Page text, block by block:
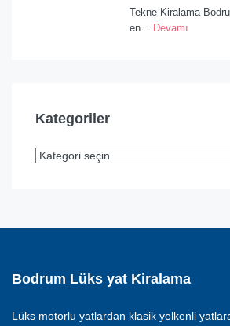
Tekne Kiralama
en... Devamı
Kategoriler
Bodrum Lüks yat Kiralama
Lüks motorlu yatlardan klasik yelkenli